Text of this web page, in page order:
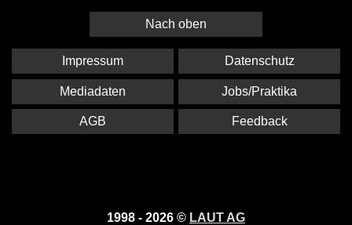
Nach oben
1998 - 2026 © LAUT AG
Impressum Datenschutz
Mediadaten Jobs/Praktika
AGB Feedback